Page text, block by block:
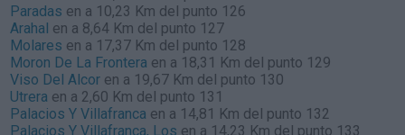
Paradas en a 10,23 Km del punto 126
Arahal en a 8,64 Km del punto 127
Molares en a 17,37 Km del punto 128
Moron De La Frontera en a 18,31 Km del punto 129
Viso Del Alcor en a 19,67 Km del punto 130
Utrera en a 2,60 Km del punto 131
Palacios Y Villafranca en a 14,81 Km del punto 132
Palacios Y Villafranca, Los en a 14,23 Km del punto 133